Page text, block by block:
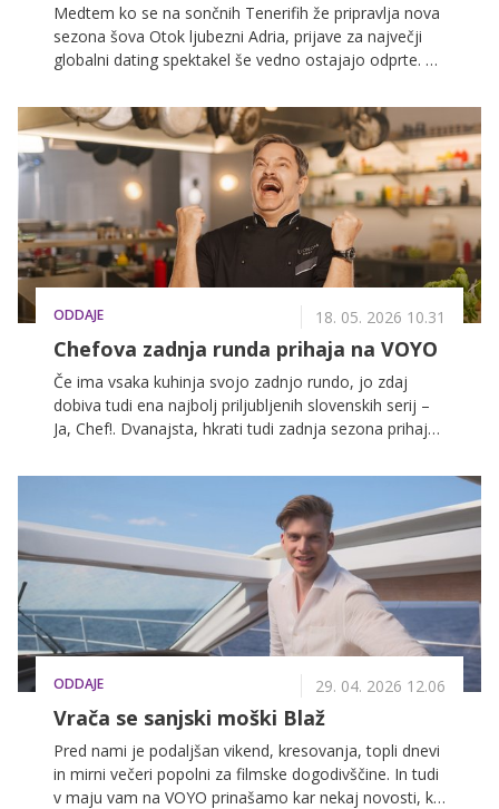
Medtem ko se na sončnih Tenerifih že pripravlja nova
sezona šova Otok ljubezni Adria, prijave za največji
globalni dating spektakel še vedno ostajajo odprte. V
številne pare, ki danes živijo srečno družinsko
življenje, njihove zgodbe pa dokazujejo, da se prava
ljubezen lahko rodi tudi pred televizijskimi kamerami.
ODDAJE 18. 05. 2026 10.31
Chefova zadnja runda prihaja na VOYO
Če ima vsaka kuhinja svojo zadnjo rundo, jo zdaj
dobiva tudi ena najbolj priljubljenih slovenskih serij –
Ja, Chef!. Dvanajsta, hkrati tudi zadnja sezona prihaja
degustacijski meni spodobi) vsak teden na voljo nova
ODDAJE 29. 04. 2026 12.06
Vrača se sanjski moški Blaž
Pred nami je podaljšan vikend, kresovanja, topli dnevi
in mirni večeri popolni za filmske dogodivščine. In tudi
v maju vam na VOYO prinašamo kar nekaj novosti, ki